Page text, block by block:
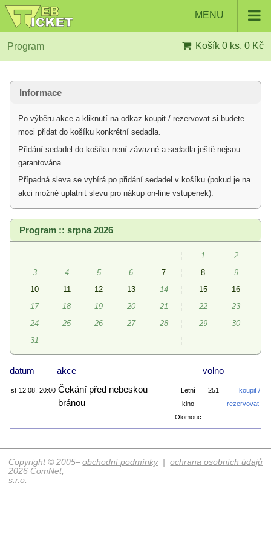
MENU
Program Košík 0 ks, 0 Kč
Informace
Po výběru akce a kliknutí na odkaz koupit / rezervovat si budete
moci přidat do košíku konkrétní sedadla.
Přidání sedadel do košíku není závazné a sedadla ještě nejsou
garantována.
Případná sleva se vybírá po přidání sedadel v košíku (pokud je na
akci možné uplatnit slevu pro nákup on-line vstupenek).
Program :: srpna 2026
¦ 1
2
3
4 5 6 7 ¦ 8
9
10
11 12 13 14 ¦ 15
16
17
18 19 20 21 ¦ 22
23
24
25 26 27 28 ¦ 29
30
31
¦
datum akce volno
st 12.08. 20:00 Čekání před nebeskou
bránou
Letní
kino
Olomouc
251
koupit /
rezervovat
obchodní podmínky|ochrana osobních údajů
Copyright © 2005–
2026 ComNet,
s.r.o.